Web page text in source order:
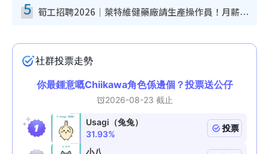
5 筍工招聘2026｜萊特維健藥廠請生產操作員！月薪高達$1.7萬 冷氣廠房/五天工作/保證雙糧